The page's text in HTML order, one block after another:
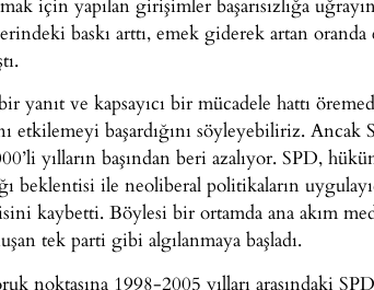
baskı arttı, emek giderek artan
yanıt ve kapsayıcı bir mücadele hattı
etkilemeyi başardığını söyleyebiliriz. Ancak
yılların başından beri azalıyor. SPD,
beklentisi ile neoliberal politikaların
kaybetti. Böylesi bir ortamda ana akım
tek parti gibi algılanmaya başladı.
noktasına 1998-2005 yılları arasındaki